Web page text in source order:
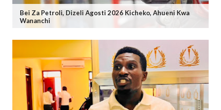
Bei Za Petroli, Dizeli Agosti 2026 Kicheko, Ahueni Kwa
Wananchi